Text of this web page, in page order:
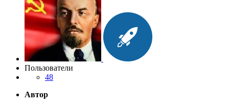
Пользователи
48
Автор